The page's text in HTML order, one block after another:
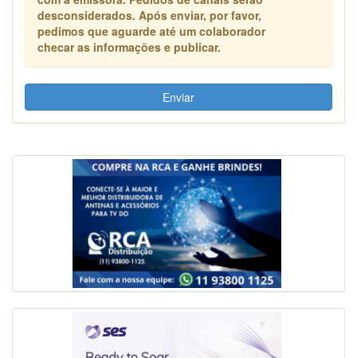
desconsiderados. Após enviar, por favor,
pedimos que aguarde até um colaborador
checar as informações e publicar.
Enviar